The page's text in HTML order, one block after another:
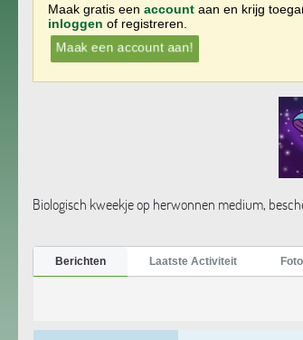
Maak gratis een account aan en krijg
inloggen of registreren.
Maak een account aan!
Biologisch kweekje op herwonnen medium,
Berichten Laatste Activiteit